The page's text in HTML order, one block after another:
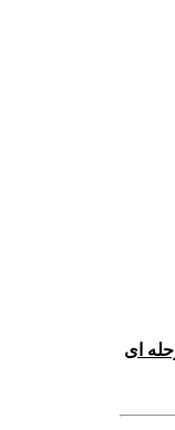
با کمپرسور هوای 3 مرحله ای